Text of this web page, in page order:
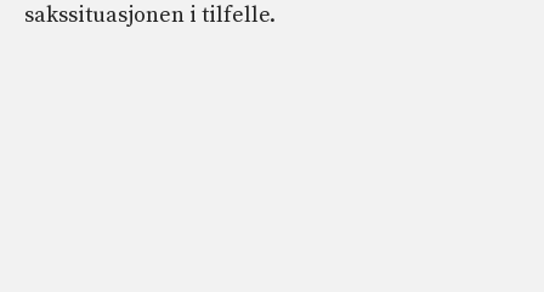
sakssituasjonen i tilfelle.